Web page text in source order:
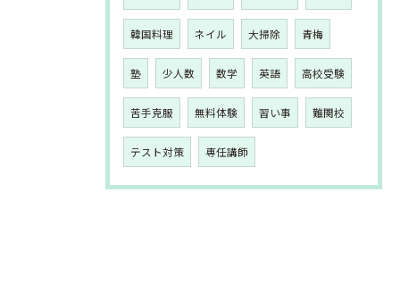
韓国料理 ネイル 大掃除 青梅
塾 少人数 数学 英語 高校受験
苦手克服 無料体験 習い事 難関校
テスト対策 専任講師